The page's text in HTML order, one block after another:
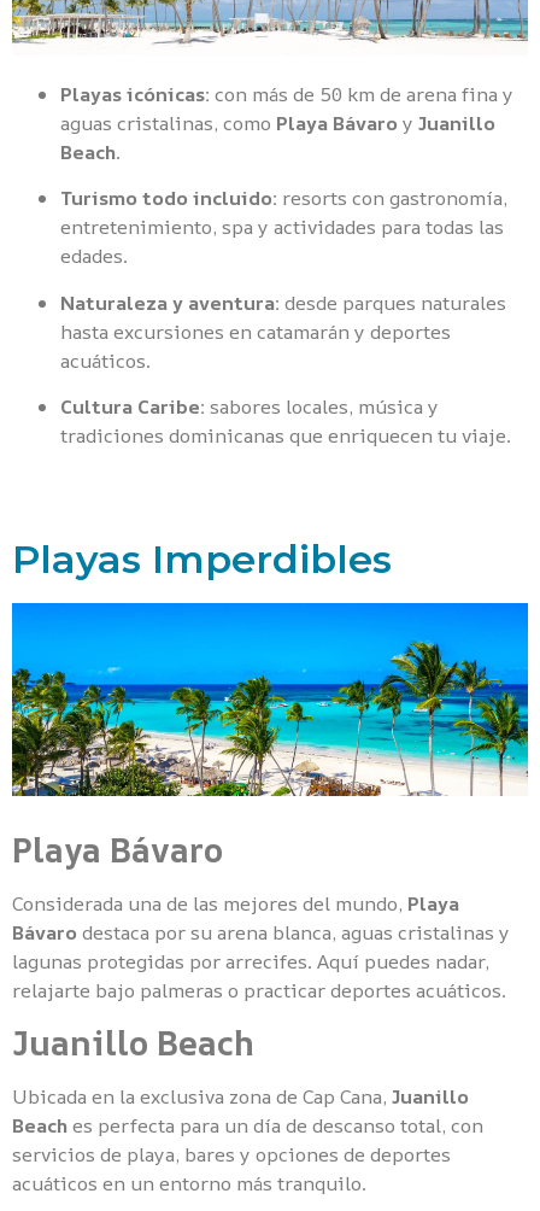
Playas icónicas: con más de 50 km de arena fina y
aguas cristalinas, como Playa Bávaro y Juanillo
Beach.
Turismo todo incluido: resorts con gastronomía,
entretenimiento, spa y actividades para todas las
edades.
Naturaleza y aventura: desde parques naturales
hasta excursiones en catamarán y deportes
acuáticos.
Cultura Caribe: sabores locales, música y
tradiciones dominicanas que enriquecen tu viaje.
Playas Imperdibles
Playa Bávaro
Considerada una de las mejores del mundo, Playa
Bávaro destaca por su arena blanca, aguas cristalinas y
lagunas protegidas por arrecifes. Aquí puedes nadar,
relajarte bajo palmeras o practicar deportes acuáticos.
Juanillo Beach
Ubicada en la exclusiva zona de Cap Cana, Juanillo
Beaches perfecta para un día de descanso total, con
servicios de playa, bares y opciones de deportes
acuáticos en un entorno más tranquilo.